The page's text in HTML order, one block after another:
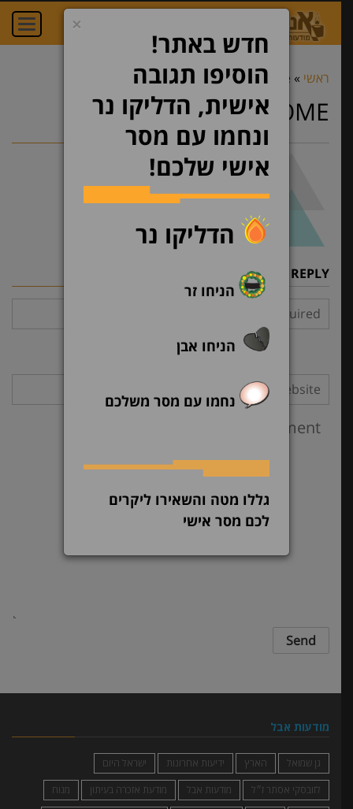
ראשי »
tring-home» tring-home
TRING-HOME
LEAVE A REPLY
מודעות אבל
גן שמואל הארץ ידיעות אחרונות
ישראל היום
לזובסקי אסתר ז״ל
מודעות אבל מודעת אזכרה בעיתון
מנוח
×
חדש באתר!
הוסיפו תגובה
אישית, הדליקו נר
ונחמו עם מסר
אישי שלכם!
הדליקו נר
הניחו זר
הניחו אבן
נחמו עם מסר משלכם
גללו מטה והשאירו ליקרים
לכם מסר אישי